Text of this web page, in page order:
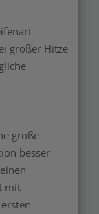
großer Hitze
große
besser
mit